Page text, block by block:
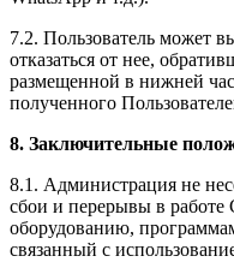
7.2. Пользователь может
отказаться от нее,
размещенной в нижней
полученного
8. Заключительные
8.1. Администрация не
сбои и перерывы в
оборудованию,
связанный с